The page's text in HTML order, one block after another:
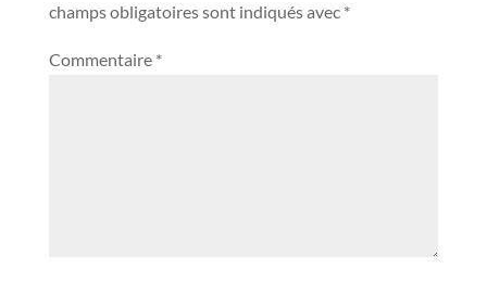
champs obligatoires sont indiqués avec *
Commentaire *